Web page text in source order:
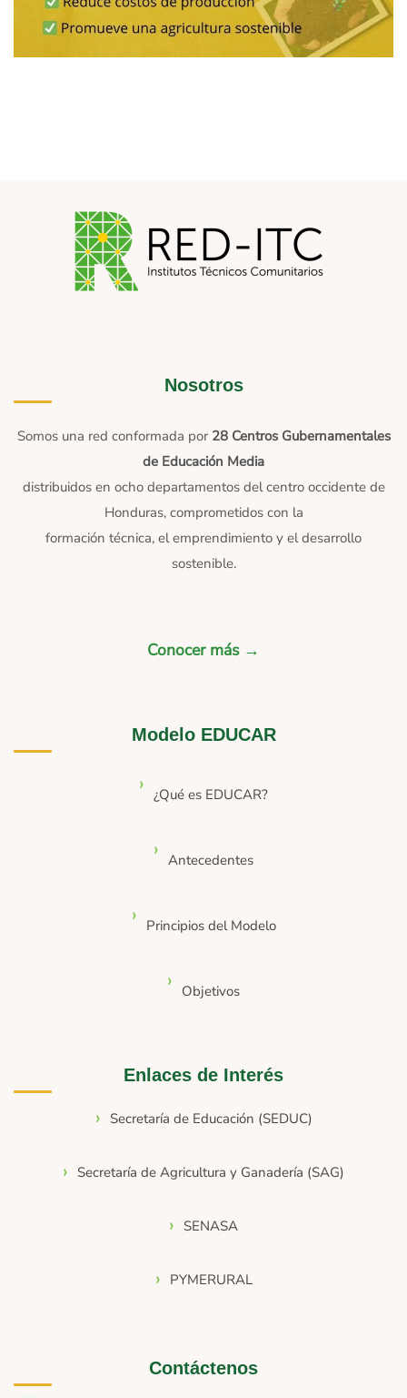
Nosotros
Somos una red conformada por 28 Centros Gubernamentales
de Educación Media
distribuidos en ocho departamentos del centro occidente de
Honduras, comprometidos con la
formación técnica, el emprendimiento y el desarrollo
sostenible.
Conocer más →
Modelo EDUCAR
¿Qué es EDUCAR?
Antecedentes
Principios del Modelo
Objetivos
Enlaces de Interés
Secretaría de Educación (SEDUC)
Secretaría de Agricultura y Ganadería (SAG)
SENASA
PYMERURAL
Contáctenos